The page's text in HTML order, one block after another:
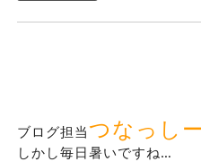
ブログ担当 つなっしー
しかし毎日暑いですね…